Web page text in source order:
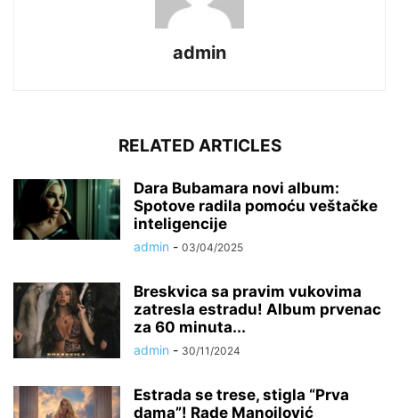
admin
RELATED ARTICLES
Dara Bubamara novi album:
Spotove radila pomoću veštačke
inteligencije
admin - 03/04/2025
Breskvica sa pravim vukovima
zatresla estradu! Album prvenac
za 60 minuta...
admin - 30/11/2024
Estrada se trese, stigla “Prva
dama”! Rade Manojlović